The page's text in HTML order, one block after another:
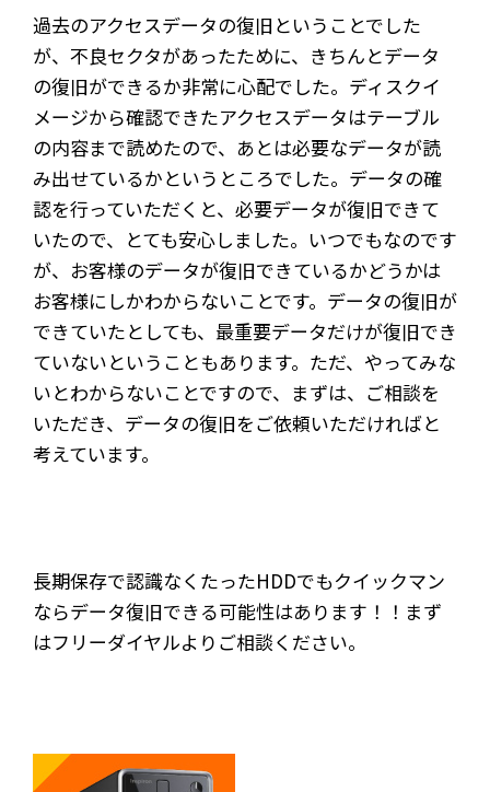
過去のアクセスデータの復旧ということでした
が、不良セクタがあったために、きちんとデータ
の復旧ができるか非常に心配でした。ディスクイ
メージから確認できたアクセスデータはテーブル
の内容まで読めたので、あとは必要なデータが読
み出せているかというところでした。データの確
認を行っていただくと、必要データが復旧できて
いたので、とても安心しました。いつでもなのです
が、お客様のデータが復旧できているかどうかは
お客様にしかわからないことです。データの復旧が
できていたとしても、最重要データだけが復旧でき
ていないということもあります。ただ、やってみな
いとわからないことですので、まずは、ご相談を
いただき、データの復旧をご依頼いただければと
考えています。
長期保存で認識なくたったHDDでもクイックマン
ならデータ復旧できる可能性はあります！！まず
はフリーダイヤルよりご相談ください。